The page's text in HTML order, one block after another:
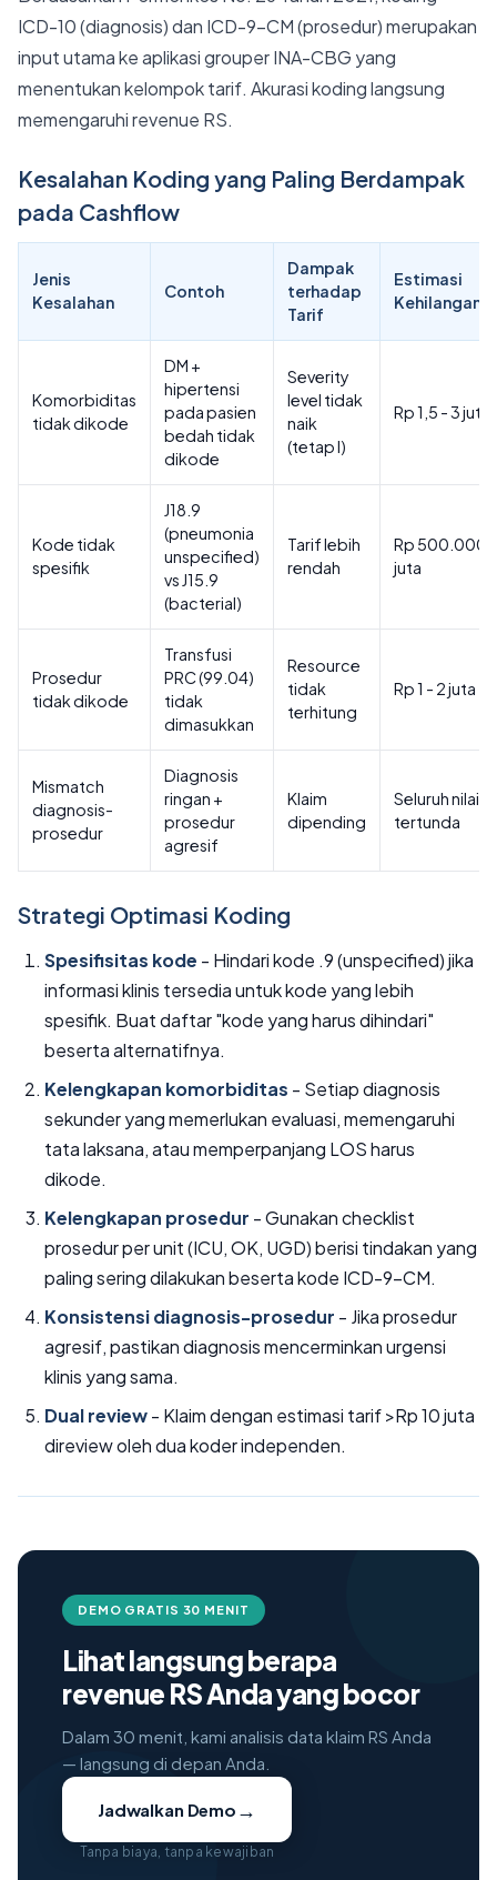
ICD-10 (diagnosis) dan ICD-9-CM (prosedur) merupakan
input utama ke aplikasi grouper INA-CBG yang
menentukan kelompok tarif. Akurasi koding langsung
memengaruhi revenue RS.
Kesalahan Koding yang Paling Berdampak
pada Cashflow
Jenis
Kesalahan
Contoh
Dampak
terhadap
Tarif
Estimasi
Kehilangan/
Komorbiditas
tidak dikode
DM +
hipertensi
pada pasien
bedah tidak
dikode
Severity
level tidak
naik
(tetap I)
Rp 1,5 - 3 juta
Kode tidak
spesifik
J18.9
(pneumonia
unspecified)
vs J15.9
(bacterial)
Tarif lebih
rendah
Rp 500.000 -
juta
Prosedur
tidak dikode
Transfusi
PRC (99.04)
tidak
dimasukkan
Resource
tidak
terhitung
Rp 1 - 2 juta
Mismatch
diagnosis-
prosedur
Diagnosis
ringan +
prosedur
agresif
Klaim
dipending
Seluruh nilai
tertunda
Strategi Optimasi Koding
Spesifisitas kode - Hindari kode .9 (unspecified) jika
informasi klinis tersedia untuk kode yang lebih
spesifik. Buat daftar "kode yang harus dihindari"
beserta alternatifnya.
Kelengkapan komorbiditas - Setiap diagnosis
sekunder yang memerlukan evaluasi, memengaruhi
tata laksana, atau memperpanjang LOS harus
dikode.
Kelengkapan prosedur - Gunakan checklist
prosedur per unit (ICU, OK, UGD) berisi tindakan yang
paling sering dilakukan beserta kode ICD-9-CM.
Konsistensi diagnosis-prosedur - Jika prosedur
agresif, pastikan diagnosis mencerminkan urgensi
klinis yang sama.
Dual review- Klaim dengan estimasi tarif >Rp 10 juta
direview oleh dua koder independen.
DEMO GRATIS 30 MENIT
Lihat langsung berapa
revenue RS Anda yang bocor
Dalam 30 menit, kami analisis data klaim RS Anda
— langsung di depan Anda.
Jadwalkan Demo →
Tanpa biaya, tanpa kewajiban